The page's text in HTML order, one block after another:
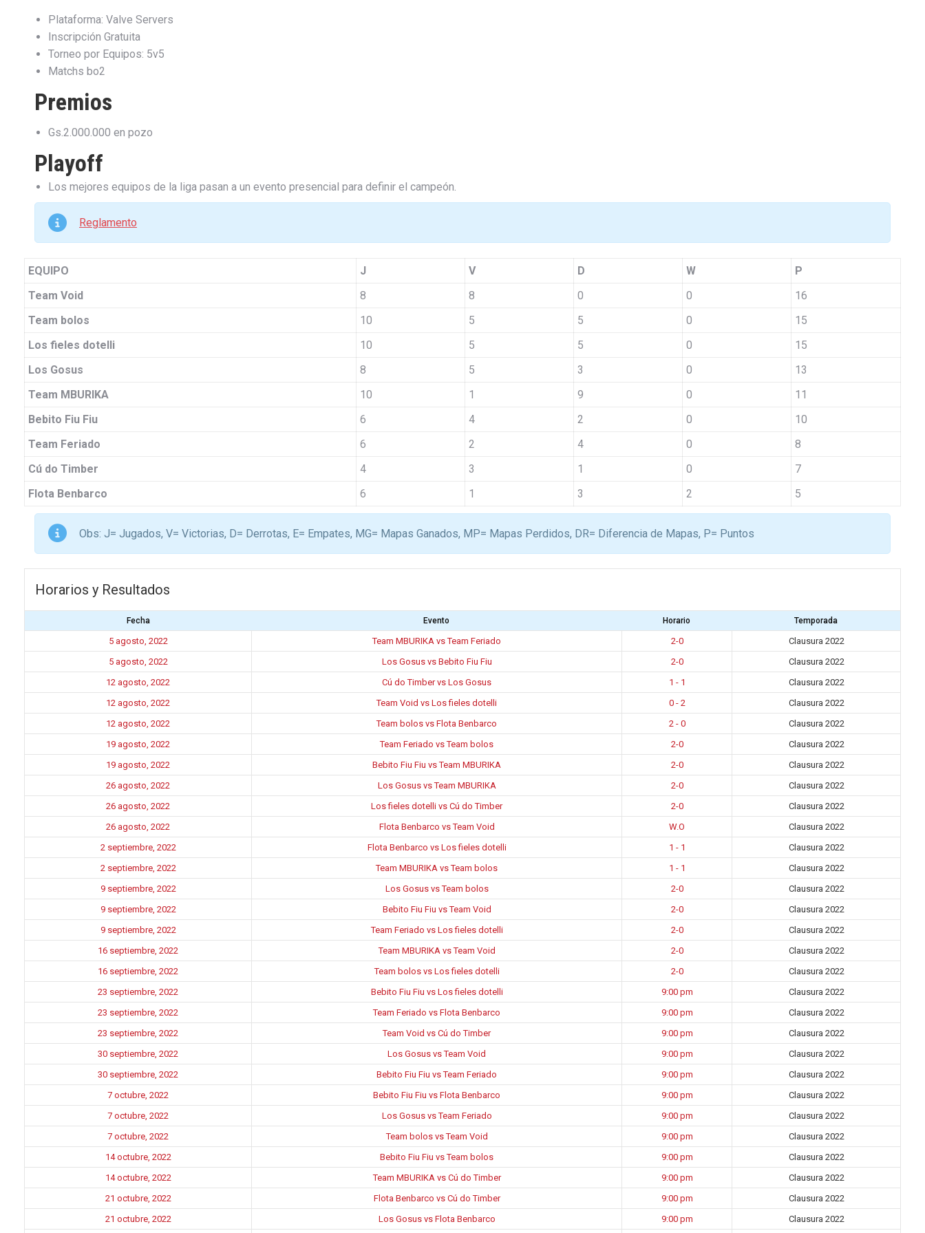
Plataforma: Valve Servers
Inscripción Gratuita
Torneo por Equipos: 5v5
Matchs bo2
Premios
Gs.2.000.000 en pozo
Playoff
Los mejores equipos de la liga pasan a un evento presencial para definir el campeón.
Reglamento
EQUIPO J V D W
P
Team Void
8 8 0 0
16
Team bolos
10 5 5 0
15
Los fieles dotelli
10 5 5 0
15
Los Gosus
8 5 3 0
13
Team MBURIKA
10 1 9 0
11
Bebito Fiu Fiu
6 4 2 0
10
Team Feriado
6 2 4 0
8
Cú do Timber
4 3 1 0
7
Flota Benbarco
6 1 3 2 5
Obs: J= Jugados, V= Victorias, D= Derrotas, E= Empates, MG= Mapas Ganados, MP= Mapas Perdidos, DR= Diferencia de Mapas, P= Puntos
Horarios y Resultados
Fecha Evento Horario Temporada
5 agosto, 2022 Team MBURIKA vs Team Feriado 2-0
Clausura 2022
5 agosto, 2022
Los Gosus vs Bebito Fiu Fiu 2-0
Clausura 2022
12 agosto, 2022
Cú do Timber vs Los Gosus 1 - 1
Clausura 2022
12 agosto, 2022
Team Void vs Los fieles dotelli 0 - 2
Clausura 2022
12 agosto, 2022
Team bolos vs Flota Benbarco 2 - 0
Clausura 2022
19 agosto, 2022
Team Feriado vs Team bolos 2-0
Clausura 2022
19 agosto, 2022
Bebito Fiu Fiu vs Team MBURIKA 2-0
Clausura 2022
26 agosto, 2022
Los Gosus vs Team MBURIKA 2-0
Clausura 2022
26 agosto, 2022
Los fieles dotelli vs Cú do Timber 2-0
Clausura 2022
26 agosto, 2022
Flota Benbarco vs Team Void W.O
Clausura 2022
2 septiembre, 2022
Flota Benbarco vs Los fieles dotelli 1 - 1
Clausura 2022
2 septiembre, 2022
Team MBURIKA vs Team bolos 1 - 1
Clausura 2022
9 septiembre, 2022
Los Gosus vs Team bolos 2-0
Clausura 2022
9 septiembre, 2022
Bebito Fiu Fiu vs Team Void 2-0
Clausura 2022
9 septiembre, 2022
Team Feriado vs Los fieles dotelli 2-0
Clausura 2022
16 septiembre, 2022
Team MBURIKA vs Team Void 2-0
Clausura 2022
16 septiembre, 2022
Team bolos vs Los fieles dotelli 2-0
Clausura 2022
23 septiembre, 2022
Bebito Fiu Fiu vs Los fieles dotelli 9:00 pm
Clausura 2022
23 septiembre, 2022
Team Feriado vs Flota Benbarco 9:00 pm
Clausura 2022
23 septiembre, 2022
Team Void vs Cú do Timber 9:00 pm
Clausura 2022
30 septiembre, 2022
Los Gosus vs Team Void 9:00 pm
Clausura 2022
30 septiembre, 2022
Bebito Fiu Fiu vs Team Feriado 9:00 pm
Clausura 2022
7 octubre, 2022
Bebito Fiu Fiu vs Flota Benbarco 9:00 pm
Clausura 2022
7 octubre, 2022
Los Gosus vs Team Feriado 9:00 pm
Clausura 2022
7 octubre, 2022
Team bolos vs Team Void 9:00 pm
Clausura 2022
14 octubre, 2022
Bebito Fiu Fiu vs Team bolos 9:00 pm
Clausura 2022
14 octubre, 2022
Team MBURIKA vs Cú do Timber 9:00 pm
Clausura 2022
21 octubre, 2022
Flota Benbarco vs Cú do Timber 9:00 pm
Clausura 2022
21 octubre, 2022
Los Gosus vs Flota Benbarco 9:00 pm Clausura 2022